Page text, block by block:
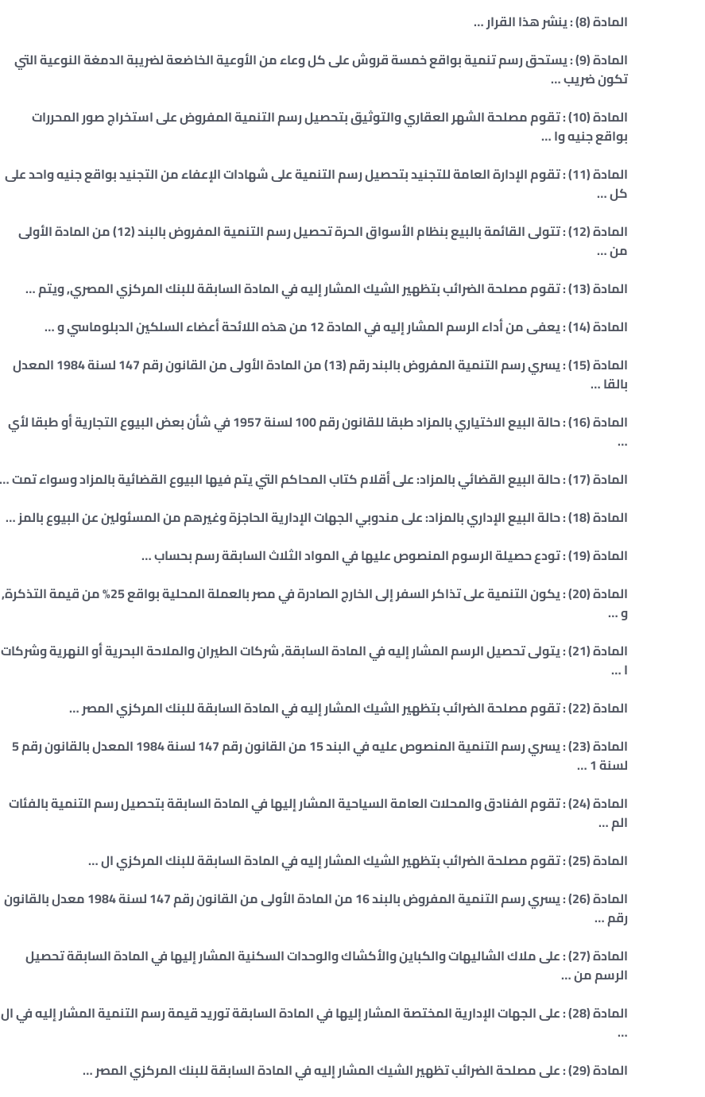
المادة (8) : ينشر هذا القرار …
المادة (9) : يستحق رسم تنمية بواقع خمسة قروش على كل وعاء من الأوعية الخاضعة لضريبة الدمغة النوعية التي
تكون ضريب …
المادة (10) : تقوم مصلحة الشهر العقاري والتوثيق بتحصيل رسم التنمية المفروض على استخراج صور المحررات
بواقع جنيه وا …
المادة (11) : تقوم الإدارة العامة للتجنيد بتحصيل رسم التنمية على شهادات الإعفاء من التجنيد بواقع جنيه واحد على
كل …
المادة (12) : تتولى القائمة بالبيع بنظام الأسواق الحرة تحصيل رسم التنمية المفروض بالبند (12) من المادة الأولى
من …
المادة (13) : تقوم مصلحة الضرائب بتظهير الشيك المشار إليه في المادة السابقة للبنك المركزي المصري, ويتم …
المادة (14) : يعفى من أداء الرسم المشار إليه في المادة 12 من هذه اللائحة أعضاء السلكين الدبلوماسي و …
المادة (15) : يسري رسم التنمية المفروض بالبند رقم (13) من المادة الأولى من القانون رقم 147 لسنة 1984 المعدل
بالقا …
المادة (16) : حالة البيع الاختياري بالمزاد طبقا للقانون رقم 100 لسنة 1957 في شأن بعض البيوع التجارية أو طبقا لأي
…
المادة (17) : حالة البيع القضائي بالمزاد: على أقلام كتاب المحاكم التي يتم فيها البيوع القضائية بالمزاد وسواء تمت …
المادة (18) : حالة البيع الإداري بالمزاد: على مندوبي الجهات الإدارية الحاجزة وغيرهم من المسئولين عن البيوع بالمز …
المادة (19) : تودع حصيلة الرسوم المنصوص عليها في المواد الثلاث السابقة رسم بحساب …
المادة (20) : يكون التنمية على تذاكر السفر إلى الخارج الصادرة في مصر بالعملة المحلية بواقع 25% من قيمة التذكرة,
و …
المادة (21) : يتولى تحصيل الرسم المشار إليه في المادة السابقة, شركات الطيران والملاحة البحرية أو النهرية وشركات
ا …
المادة (22) : تقوم مصلحة الضرائب بتظهير الشيك المشار إليه في المادة السابقة للبنك المركزي المصر …
المادة (23) : يسري رسم التنمية المنصوص عليه في البند 15 من القانون رقم 147 لسنة 1984 المعدل بالقانون رقم 5
لسنة 1 …
المادة (24) : تقوم الفنادق والمحلات العامة السياحية المشار إليها في المادة السابقة بتحصيل رسم التنمية بالفئات
الم …
المادة (25) : تقوم مصلحة الضرائب بتظهير الشيك المشار إليه في المادة السابقة للبنك المركزي ال …
المادة (26) : يسري رسم التنمية المفروض بالبند 16 من المادة الأولى من القانون رقم 147 لسنة 1984 معدل بالقانون
رقم …
المادة (27) : على ملاك الشاليهات والكباين والأكشاك والوحدات السكنية المشار إليها في المادة السابقة تحصيل
الرسم من …
المادة (28) : على الجهات الإدارية المختصة المشار إليها في المادة السابقة توريد قيمة رسم التنمية المشار إليه في ال
…
المادة (29) : على مصلحة الضرائب تظهير الشيك المشار إليه في المادة السابقة للبنك المركزي المصر …